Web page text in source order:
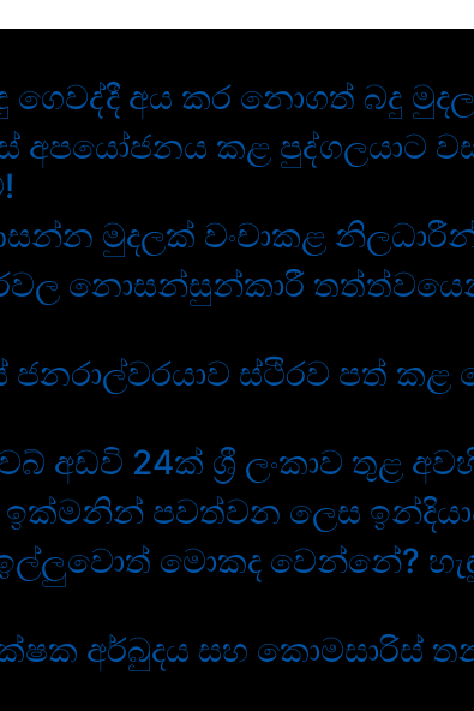
ගෙවද්දී අය කර නොගත් බදු
අපයෝජනය කළ පුද්ගලයාට
මුදලක් වංචාකළ නිලධාරීන්
නොසන්සුන්කාරී
ජනරාල්වරයාව ස්ථිරව පත්
අඩවි 24ක් ශ්‍රී ලංකාව තුළ
පවත්වන ලෙස
මොකද වෙන්නේ?
අර්බුදය සහ කොමසාරිස්